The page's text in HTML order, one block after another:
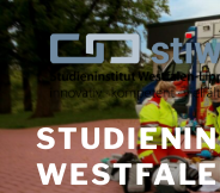
Zum
Inhalt
springen